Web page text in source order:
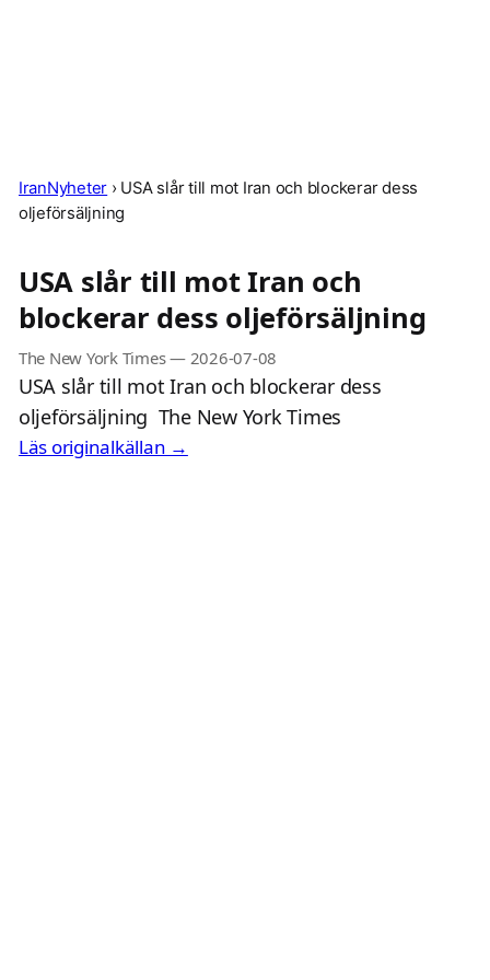
IranNyheter › USA slår till mot Iran och blockerar dess
oljeförsäljning
USA slår till mot Iran och
blockerar dess oljeförsäljning
The New York Times— 2026-07-08
USA slår till mot Iran och blockerar dess
oljeförsäljning The New York Times
Läs originalkällan →